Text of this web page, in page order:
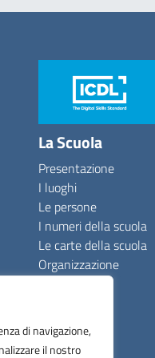
di navigazione,
il nostro
La Scuola
Presentazione
I luoghi
Le persone
I numeri della scuola
Le carte della scuola
Organizzazione